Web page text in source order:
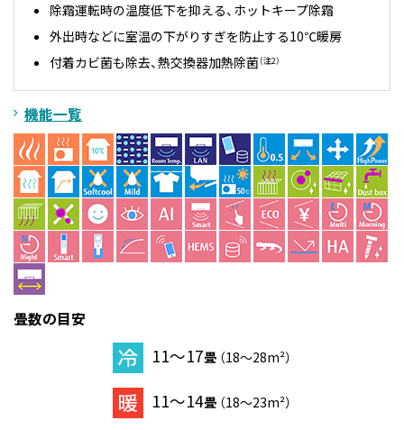
除霜運転時の温度低下を抑える、ホットキープ除霜
外出時などに室温の下がりすぎを防止する10℃暖房
付着カビ菌も除去、熱交換器加熱除菌（注2）
機能一覧
畳数の目安
11～17畳 （18～28m²）
11～14畳 （18～23m²）